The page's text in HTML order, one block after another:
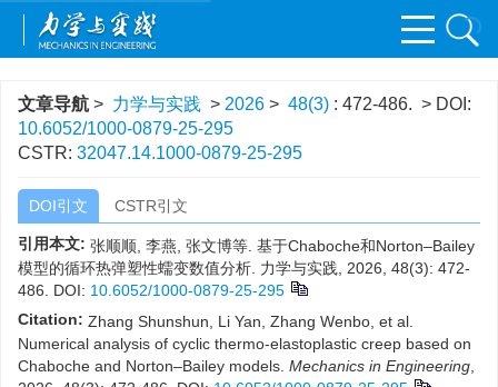
文章导航 > 力学与实践 > 2026 > 48(3) : 472-486. > DOI:
10.6052/1000-0879-25-295
CSTR: 32047.14.1000-0879-25-295
DOI引文 CSTR引文
引用本文: 张顺顺, 李燕, 张文博等. 基于Chaboche和Norton–Bailey
模型的循环热弹塑性蠕变数值分析. 力学与实践, 2026, 48(3): 472-
486.
DOI: 10.6052/1000-0879-25-295
Citation: Zhang Shunshun, Li Yan, Zhang Wenbo, et al.
Numerical analysis of cyclic thermo-elastoplastic creep based on
Chaboche and Norton–Bailey models. Mechanics in Engineering